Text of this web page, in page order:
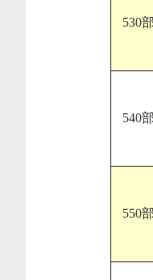
530部
540部
550部